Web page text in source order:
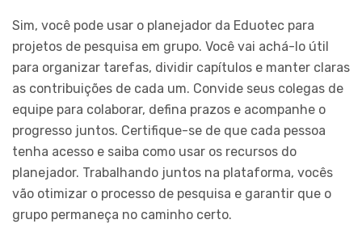
Sim, você pode usar o planejador da Eduotec para
projetos de pesquisa em grupo. Você vai achá-lo útil
para organizar tarefas, dividir capítulos e manter claras
as contribuições de cada um. Convide seus colegas de
equipe para colaborar, defina prazos e acompanhe o
progresso juntos. Certifique-se de que cada pessoa
tenha acesso e saiba como usar os recursos do
planejador. Trabalhando juntos na plataforma, vocês
vão otimizar o processo de pesquisa e garantir que o
grupo permaneça no caminho certo.